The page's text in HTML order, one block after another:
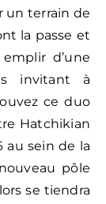
un terrain de
la passe et
d’une
invitant à
ce duo
Hatchikian
au sein de la
pôle
se tiendra